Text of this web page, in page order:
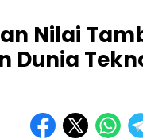
Nilai
Dunia